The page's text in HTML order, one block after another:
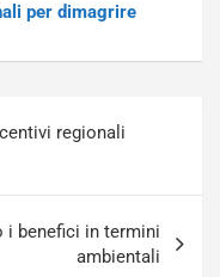
per dimagrire
regionali
i benefici in termini
ambientali